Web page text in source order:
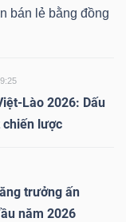
bán lẻ bằng đồng
Lào 2026: Dấu
lược
trưởng ấn
năm 2026